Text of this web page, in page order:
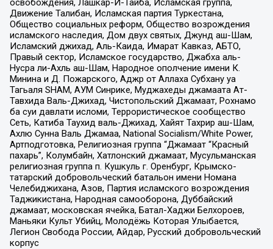
освобождения, Лашкар-И-Тайба, Исламская группа,
Движение Талибан, Исламская партия Туркестана,
Общество социальных реформ, Общество возрождения
исламского наследия, Дом двух святых, Джунд аш-Шам,
Исламский джихад, Аль-Каида, Имарат Кавказ, АБТО,
Правый сектор, Исламское государство, Джабха аль-
Нусра ли-Ахль аш-Шам, Народное ополчение имени К.
Минина и Д. Пожарского, Аджр от Аллаха Субхану уа
Тагьаля SHAM, АУМ Синрике, Муджахеды джамаата Ат-
Тавхида Валь-Джихад, Чистопольский Джамаат, Рохнамо
ба суи давлати исломи, Террористическое сообщество
Сеть, Катиба Таухид валь-Джихад, Хайят Тахрир аш-Шам,
Ахлю Сунна Валь Джамаа, National Socialism/White Power,
Артподготовка, Религиозная группа “Джамаат “Красный
пахарь”, Колумбайн, Хатлонский джамаат, Мусульманская
религиозная группа п. Кушкуль г. Оренбург, Крымско-
татарский добровольческий батальон имени Номана
Челебиджихана, Азов, Партия исламского возрождения
Таджикистана, Народная самооборона, Дуббайский
джамаат, московская ячейка, Батал-Хаджи Белхороев,
Маньяки Культ Убийц, Молодёжь Которая Улыбается,
Легион Свобода России, Айдар, Русский добровольческий
корпус